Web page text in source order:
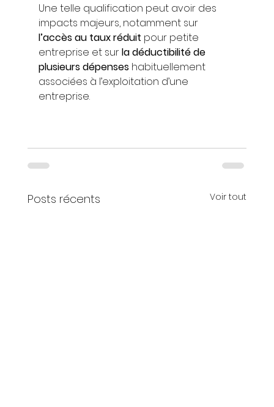
Une telle qualification peut avoir des
impacts majeurs, notamment sur
l’accès au taux réduit pour petite
entreprise et sur la déductibilité de
plusieurs dépenses habituellement
associées à l’exploitation d’une
entreprise.
Posts récents Voir tout